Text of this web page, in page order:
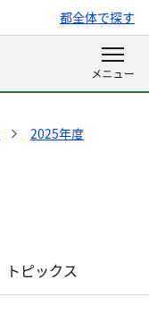
都全体で探す
2025年度
トピックス